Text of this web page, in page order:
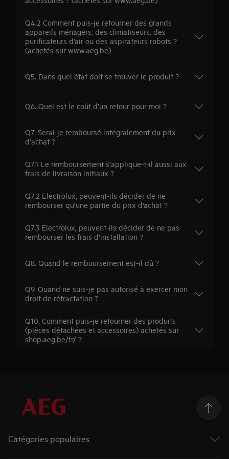
Q4.2 Comment puis-je retourner des grands
appareils ménagers, des climatiseurs, des
purificateurs d’air ou des aspirateurs robots ?
(achetés sur www.aeg.be)
Q5. Dans quel état doit se trouver le produit ?
Q6. Quel est le coût d’un retour pour moi ?
Q7. Serai-je remboursé intégralement du prix
d'achat ?
Q7.1 Le remboursement s'applique-t-il aussi aux
frais de livraison initiaux ?
Q7.2 Electrolux, peuvent-ils décider de ne
rembourser qu’une partie du prix d’achat ?
Q7.3 Electrolux, peuvent-ils décider de ne pas
rembourser les frais d’installation ?
Q8. Quand le remboursement est-il dû ?
Q9. Quand ne suis-je pas autorisé à exercer mon
droit de rétractation ?
Q10. Comment puis-je retourner des produits
(pièces détachées et accessoires) achetés sur
shop.aeg.be/fr/ ?
Catégories populaires